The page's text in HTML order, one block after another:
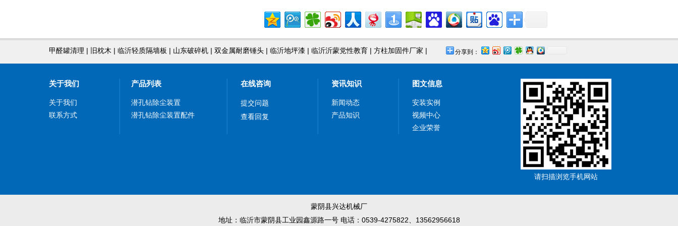
甲醛罐清理 | 旧枕木 | 临沂轻质隔墙板 | 山东破碎机 | 双金属耐磨锤头 | 临沂地坪漆 | 临沂沂蒙党性教育 | 方柱加固件厂家 | 分享到：
关于我们
关于我们
联系方式
产品列表
潜孔钻除尘装置
潜孔钻除尘装置配件
在线咨询
提交问题
查看回复
资讯知识
新闻动态
产品知识
图文信息
安装实例
视频中心
企业荣誉
请扫描浏览手机网站
蒙阴县兴达机械厂
地址：临沂市蒙阴县工业园鑫源路一号 电话：0539-4275822、13562956618